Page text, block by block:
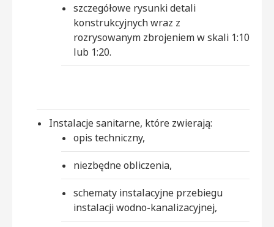
szczegółowe rysunki detali
konstrukcyjnych wraz z
rozrysowanym zbrojeniem w skali 1:10
lub 1:20.
Instalacje sanitarne, które zwierają:
opis techniczny,
niezbędne obliczenia,
schematy instalacyjne przebiegu
instalacji wodno-kanalizacyjnej,